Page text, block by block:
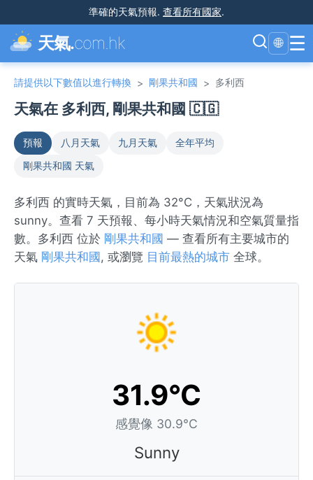
準確的天氣預報. 查看所有國家.
天氣.com.hk 🌐 ☰
請提供以下數值以進行轉換 > 剛果共和國 > 多利西
天氣在 多利西, 剛果共和國 🇨🇬
預報 八月天氣 九月天氣
全年平均
剛果共和國 天氣
多利西 的實時天氣，目前為 32°C，天氣狀況為
sunny。查看 7 天預報、每小時天氣情況和空氣質量指
數。多利西 位於 剛果共和國 — 查看所有主要城市的
天氣 剛果共和國 , 或瀏覽 目前最熱的城市 全球。
31.9°C
感覺像 30.9°C
Sunny